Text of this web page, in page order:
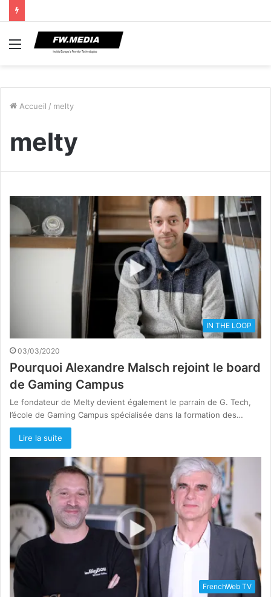
Menu
Accueil / melty
melty
IN THE LOOP
03/03/2020
Pourquoi Alexandre Malsch rejoint le board
de Gaming Campus
Le fondateur de Melty devient également le parrain de G. Tech,
l’école de Gaming Campus spécialisée dans la formation des…
Lire la suite
FrenchWeb TV